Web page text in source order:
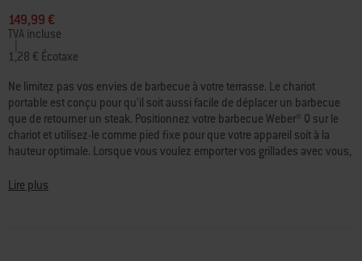
sur
5,
valeur
de
note
moyenne.
Read
174
Reviews.
Lien
sur
même
149,99 €
TVA incluse
1,28 € Écotaxe
Ne limitez pas vos envies de barbecue à votre terrasse. Le chariot
portable est conçu pour qu’il soit aussi facile de déplacer un barbecue
que de retourner un steak. Positionnez votre barbecue Weber® Q sur le
chariot et utilisez-le comme pied fixe pour que votre appareil soit à la
hauteur optimale. Lorsque vous voulez emporter vos grillades avec vous,
plage. Il est de votre responsabilité de vérifier la réglementation en
Lire plus